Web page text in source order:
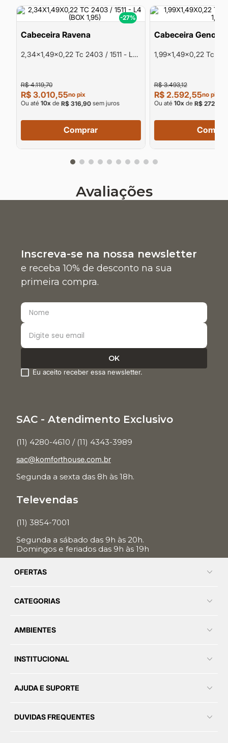
-27%
Cabeceira Ravena
2,34x1,49x0,22 Tc 2403 / 1511 - L4
R$ 4.119,70
R$ 3.010,55no pix
Ou até 10x de R$ 316,90sem juros
Comprar
Cabeceira Genova
1,99x1,49x0,22 Tc
R$ 3.493,12
R$ 2.592,55no pix
Ou até 10x de R$ 272,90
Avaliações
Inscreva-se na nossa newsletter
e receba 10% de desconto na sua
primeira compra.
Eu aceito receber essa newsletter.
SAC - Atendimento Exclusivo
(11) 4280-4610 / (11) 4343-3989
sac@komforthouse.com.br
Segunda a sexta das 8h às 18h.
Televendas
(11) 3854-7001
Segunda a sábado das 9h às 20h.
Domingos e feriados das 9h às 19h
OFERTAS
CATEGORIAS
AMBIENTES
INSTITUCIONAL
AJUDA E SUPORTE
DUVIDAS FREQUENTES